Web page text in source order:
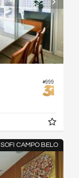
#999
SOFI CAMPO BELO